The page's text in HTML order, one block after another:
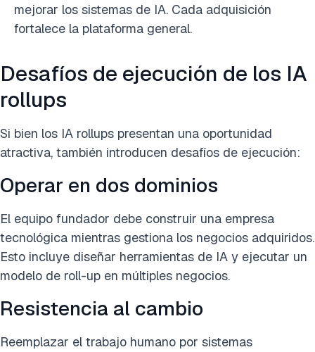
mejorar los sistemas de IA. Cada adquisición
fortalece la plataforma general.
Desafíos de ejecución de los IA
rollups
Si bien los IA rollups presentan una oportunidad
atractiva, también introducen desafíos de ejecución:
Operar en dos dominios
El equipo fundador debe construir una empresa
tecnológica mientras gestiona los negocios adquiridos.
Esto incluye diseñar herramientas de IA y ejecutar un
modelo de roll-up en múltiples negocios.
Resistencia al cambio
Reemplazar el trabajo humano por sistemas